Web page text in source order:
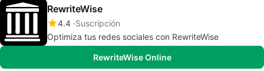
RewriteWise
4.4 Suscripción
Optimiza tus redes sociales con RewriteWise
RewriteWise Online